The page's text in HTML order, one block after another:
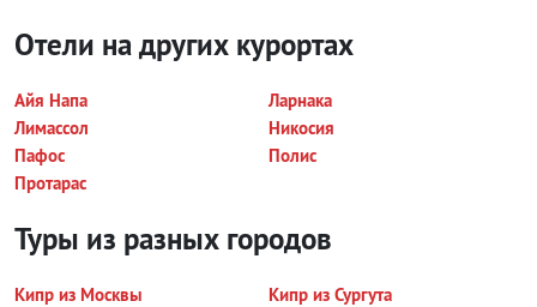
Отели на других курортах
Айя Напа
Ларнака
Лимассол
Никосия
Пафос
Полис
Протарас
Туры из разных городов
Кипр из Москвы
Кипр из Сургута